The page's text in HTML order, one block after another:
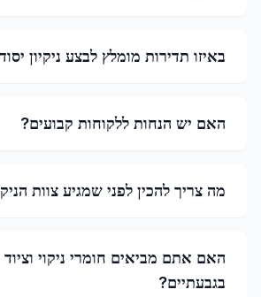
באיזו תדירות מומלץ לבצע ניקיון
האם יש הנחות ללקוחות קבועים?
מה צריך להכין לפני שמגיע צוות
האם אתם מביאים חומרי ניקוי וציוד
בגבעתיים?